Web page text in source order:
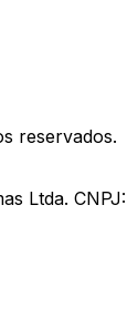
reservados.
Ltda. CNPJ: